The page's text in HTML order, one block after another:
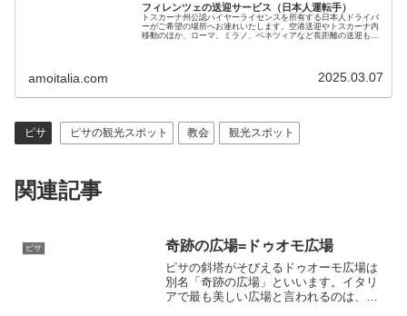
フィレンツェの送迎サービス（日本人運転手）
トスカーナ州公認ハイヤーライセンスを所有する日本人ドライバ
ーがご希望の場所へお連れいたします。空港送迎やトスカーナ内
移動のほか、ローマ、ミラノ、ベネツィアなど長距離の送迎も可
amoitalia.com 2025.03.07
ピサ ピサの観光スポット 教会 観光スポット
関連記事
ピサ 奇跡の広場=ドゥオモ広場
ピサの斜塔がそびえるドゥオーモ広場は
別名「奇跡の広場」といいます。イタリ
アで最も美しい広場と言われるのは、ひ